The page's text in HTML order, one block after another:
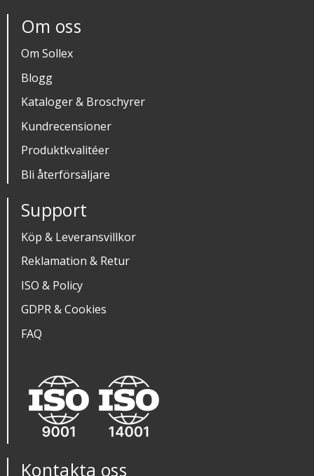
Om oss
Om Sollex
Blogg
Kataloger & Broschyrer
Kundrecensioner
Produktkvalitéer
Bli återförsäljare
Support
Köp & Leveransvillkor
Reklamation & Retur
ISO & Policy
GDPR & Cookies
FAQ
Kontakta oss